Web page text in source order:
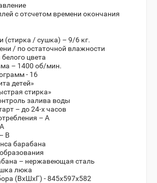
с отсчетом времени окончания
(стирка / сушка) – 9/6 кг.
/ по остаточной влажности
цвета
– 1400 об/мин.
- 16
детей»
стирка»
залива воды
– до 24-х часов
– А
B
барабана
– нержавеющая сталь
люка
(ВхШхГ) - 845x597x582